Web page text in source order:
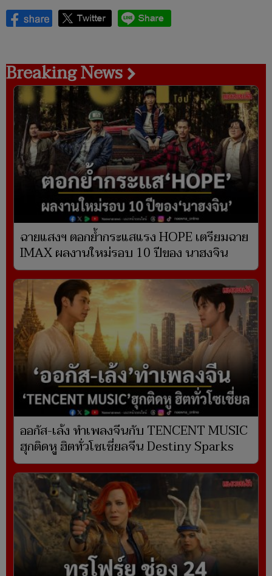
Breaking News
ฉายแสงฯ ตอกย้ำกระแสแรง HOPE เตรียมฉาย
IMAX ผลงานใหม่รอบ 10 ปีของ นาฮงจิน
ออกัส-เล้ง ทำเพลงจีนกับ TENCENT MUSIC
ฮุกติดหู ฮิตทั่วโซเชี่ยลจีน Destiny Sparks